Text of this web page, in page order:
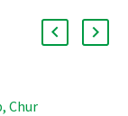
Chur